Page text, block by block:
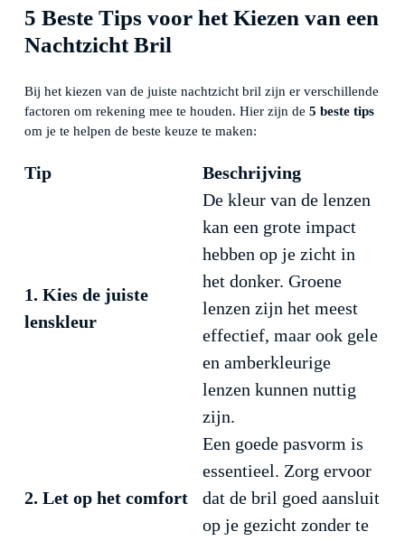
5 Beste Tips voor het Kiezen van een
Nachtzicht Bril
Bij het kiezen van de juiste nachtzicht bril zijn er verschillende
factoren om rekening mee te houden. Hier zijn de 5 beste tips
om je te helpen de beste keuze te maken:
Tip Beschrijving
1. Kies de juiste
lenskleur
De kleur van de lenzen
kan een grote impact
hebben op je zicht in
het donker. Groene
lenzen zijn het meest
effectief, maar ook gele
en amberkleurige
lenzen kunnen nuttig
zijn.
2. Let op het comfort
Een goede pasvorm is
essentieel. Zorg ervoor
dat de bril goed aansluit
op je gezicht zonder te